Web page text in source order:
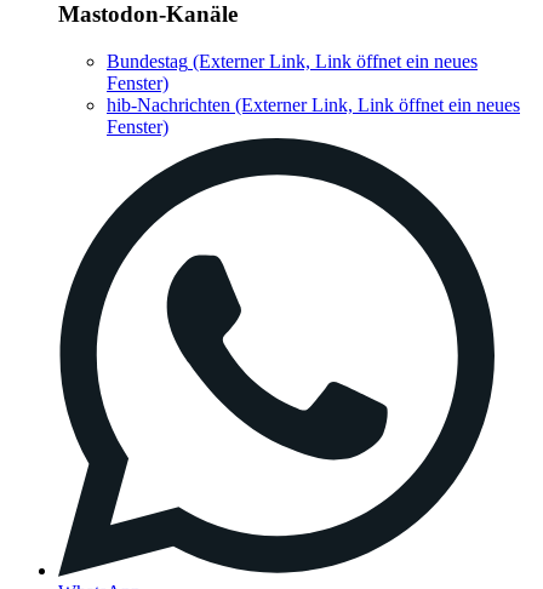
Mastodon-Kanäle
Bundestag (Externer Link, Link öffnet ein neues
Fenster)
hib-Nachrichten (Externer Link, Link öffnet ein neues
Fenster)